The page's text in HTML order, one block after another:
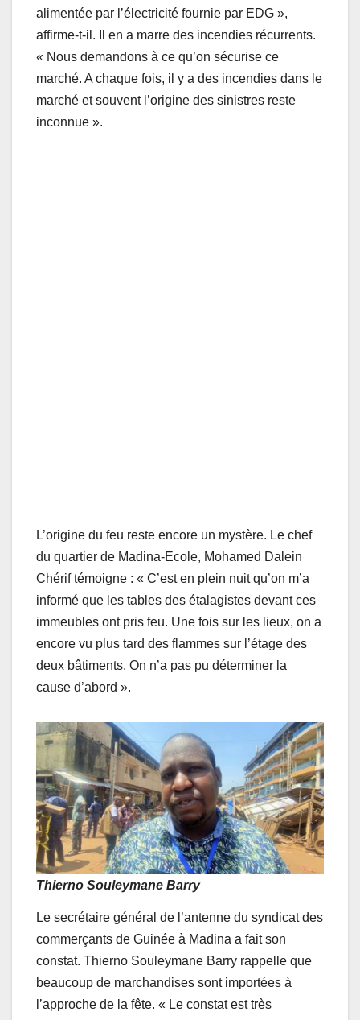
alimentée par l’électricité fournie par EDG »,
affirme-t-il. Il en a marre des incendies récurrents.
« Nous demandons à ce qu’on sécurise ce
marché. A chaque fois, il y a des incendies dans le
marché et souvent l’origine des sinistres reste
inconnue ».
L’origine du feu reste encore un mystère. Le chef
du quartier de Madina-Ecole, Mohamed Dalein
Chérif témoigne : « C’est en plein nuit qu’on m’a
informé que les tables des étalagistes devant ces
immeubles ont pris feu. Une fois sur les lieux, on a
encore vu plus tard des flammes sur l’étage des
deux bâtiments. On n’a pas pu déterminer la
cause d’abord ».
Thierno Souleymane Barry
Le secrétaire général de l’antenne du syndicat des
commerçants de Guinée à Madina a fait son
constat. Thierno Souleymane Barry rappelle que
beaucoup de marchandises sont importées à
l’approche de la fête. « Le constat est très